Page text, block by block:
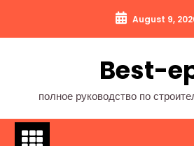
содержимому
August 9,
Best-
полное руководство по